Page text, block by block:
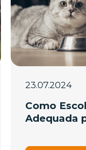
23.07.2024
Como
Adequada